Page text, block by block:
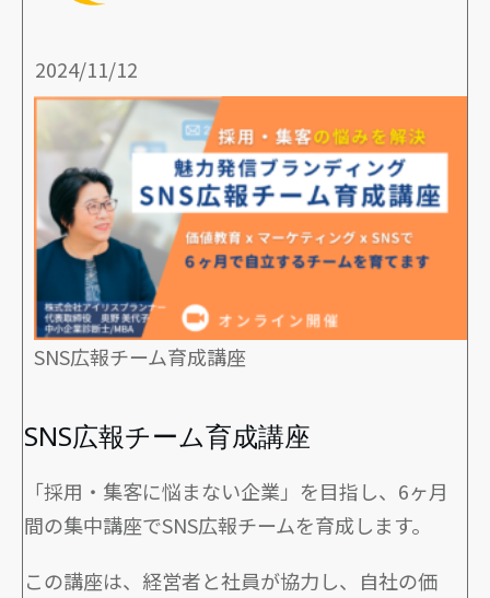
2024/11/12
SNS広報チーム育成講座
SNS広報チーム育成講座
「採用・集客に悩まない企業」を目指し、6ヶ月
間の集中講座でSNS広報チームを育成します。
この講座は、経営者と社員が協力し、自社の価